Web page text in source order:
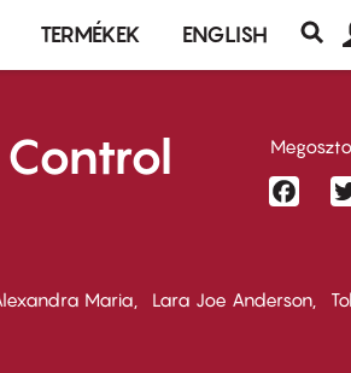
TERMÉKEK ENGLISH
Maria Lara Joe Anderson